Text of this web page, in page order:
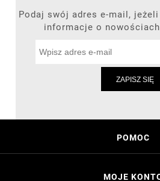
Podaj swój adres e-mail,
informacje o
ZAPISZ SIĘ
POMOC
MOJE